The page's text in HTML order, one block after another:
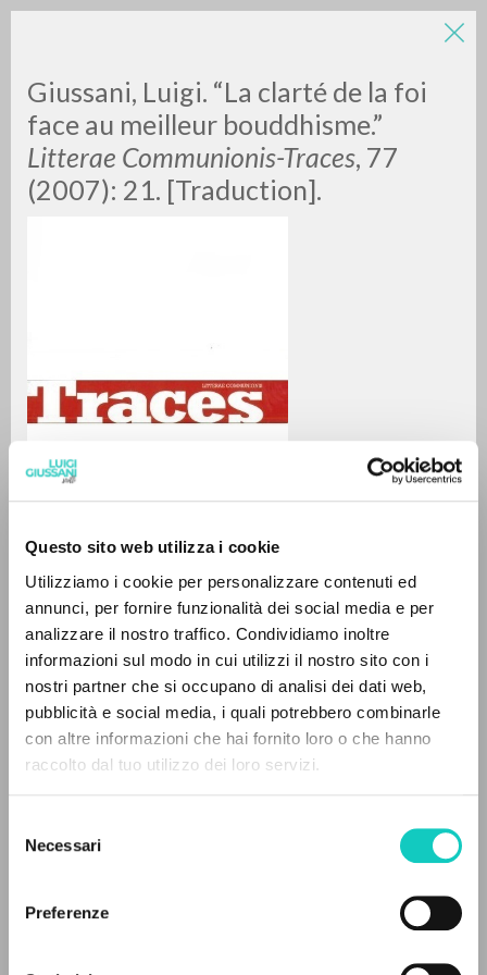
Questo sito web utilizza i cookie
Utilizziamo i cookie per personalizzare contenuti ed
annunci, per fornire funzionalità dei social media e per
analizzare il nostro traffico. Condividiamo inoltre
informazioni sul modo in cui utilizzi il nostro sito con i
nostri partner che si occupano di analisi dei dati web,
pubblicità e social media, i quali potrebbero combinarle
con altre informazioni che hai fornito loro o che hanno
raccolto dal tuo utilizzo dei loro servizi.
delNecessari
Preferenze
Giussani, Luigi. “La clarté de la foi
face au meilleur bouddhisme.”
Litterae Communionis-Traces, 77
(2007): 21. [Traduction].
Giussani LuigiAutore
Francese
Litterae Communionis-Traces
2007
Pagine: 1
LUIGI
GIUSSANI
0DOCUMENTI TROVATI
RISULTATI SUCCESSIVI